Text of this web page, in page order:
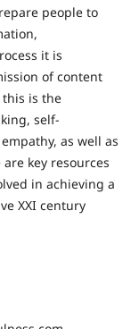
people to
it is
of content
this is the
self-
as well as
key resources
in achieving a
XXI century